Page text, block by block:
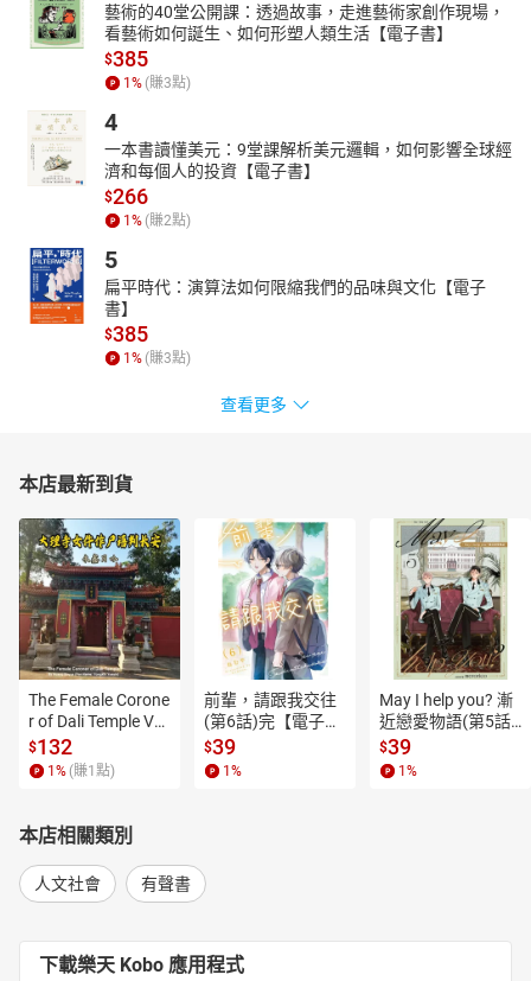
藝術的40堂公開課：透過故事，走進藝術家創作現場，
看藝術如何誕生、如何形塑人類生活【電子書】
$385
1 % (賺3點)
4
一本書讀懂美元：9堂課解析美元邏輯，如何影響全球經
濟和每個人的投資【電子書】
$266
1 % (賺2點)
5
扁平時代：演算法如何限縮我們的品味與文化【電子
書】
$385
1 % (賺3點)
查看更多
本店最新到貨
The Female Corone
r of Dali Temple Vo
l.6【有聲書】
$132
1 % (賺1 點)
前輩，請跟我交往
(第6話)完【電子
書】
$39
1 %
May I help you? 漸
近戀愛物語(第5話)
【電子書】
$39
1 %
本店相關類別
人文社會 有聲書
下載樂天 Kobo 應用程式